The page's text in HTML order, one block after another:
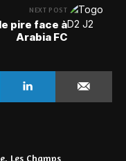
NEXT POST
pire face à
Arabia FC
Les Champs